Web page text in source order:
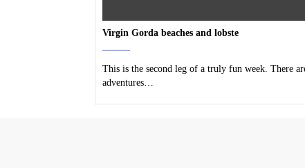
Virgin Gorda beaches and lobste
This is the second leg of a truly fun week. There
adventures…